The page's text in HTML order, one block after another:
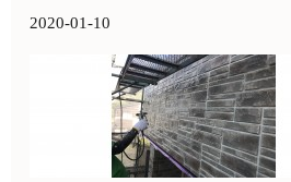
2020-01-10